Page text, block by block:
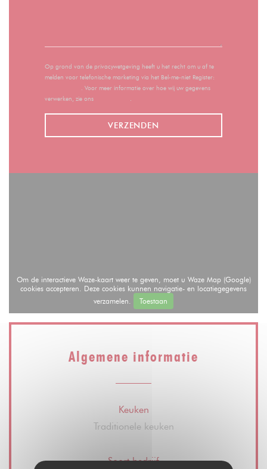
Op grond van de privacywetgeving heeft u het recht om u af te
melden voor telefonische marketing via het Bel-me-niet Register:
. Voor meer informatie over hoe wij uw gegevens
verwerken, zie ons
.
Om de interactieve Waze-kaart weer te geven, moet u Waze Map (Google)
cookies accepteren. Deze cookies kunnen navigatie- en locatiegegevens
verzamelen.
Toestaan
Algemene informatie
Keuken
Traditionele keuken
Soort bedrijf